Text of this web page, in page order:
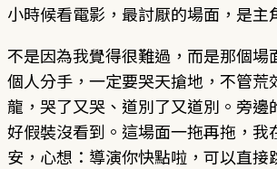
小時候看電影，最討厭的場面，是主
不是因為我覺得很難過，而是那個場
個人分手，一定要哭天搶地，不管荒
龍，哭了又哭、道別了又道別。旁邊
好假裝沒看到。這場面一拖再拖，我
安，心想：導演你快點啦，可以直接